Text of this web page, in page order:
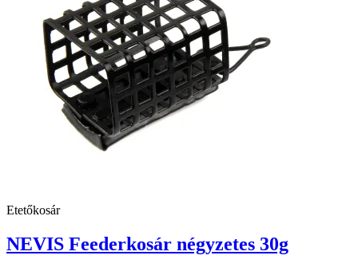
Etetőkosár
NEVIS Feederkosár négyzetes 30g